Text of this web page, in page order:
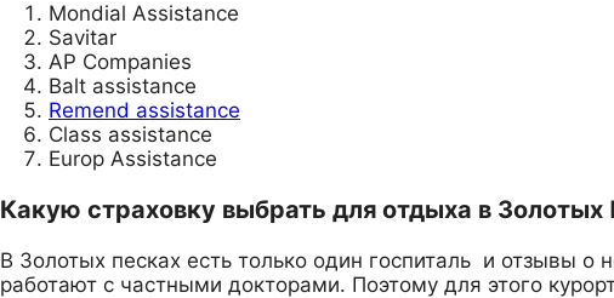
Mondial Assistance
Savitar
AP Companies
Balt assistance
Remend assistance
Class assistance
Europ Assistance
Какую страховку выбрать для отдыха в Золотых
В Золотых песках есть только один госпиталь и отзывы
работают с частными докторами. Поэтому для этого